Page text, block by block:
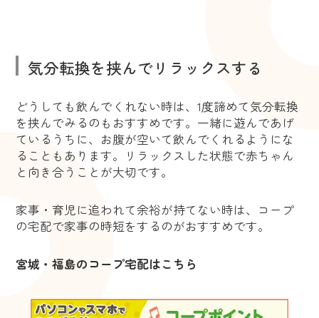
気分転換を挟んでリラックスする
どうしても飲んでくれない時は、1度諦めて気分転換
を挟んでみるのもおすすめです。一緒に遊んであげ
ているうちに、お腹が空いて飲んでくれるようにな
ることもあります。リラックスした状態で赤ちゃん
と向き合うことが大切です。
家事・育児に追われて余裕が持てない時は、コープ
の宅配で家事の時短をするのがおすすめです。
宮城・福島のコープ宅配はこちら